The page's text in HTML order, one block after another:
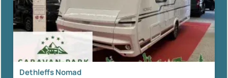
Dethleffs Nomad